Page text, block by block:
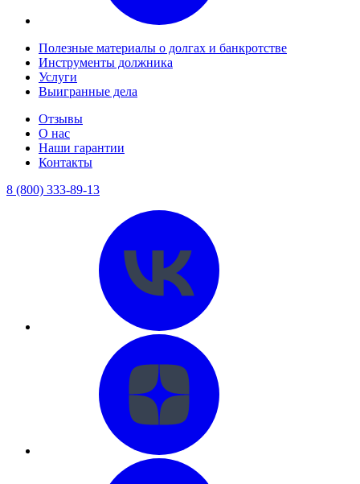
Полезные материалы о долгах и банкротстве
Инструменты должника
Услуги
Выигранные дела
Отзывы
О нас
Наши гарантии
Контакты
8 (800) 333-89-13